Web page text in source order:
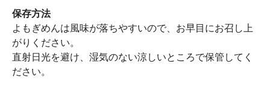
保存方法
よもぎめんは風味が落ちやすいので、お早目にお召し上
がりください。
直射日光を避け、湿気のない涼しいところで保管してく
ださい。